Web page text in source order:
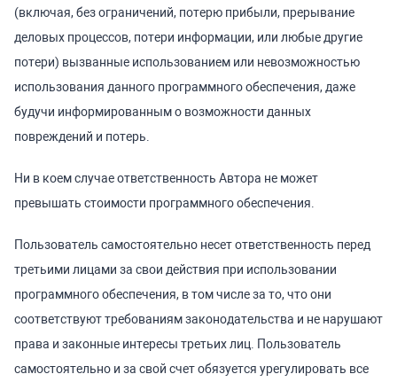
(включая, без ограничений, потерю прибыли, прерывание
деловых процессов, потери информации, или любые другие
потери) вызванные использованием или невозможностью
использования данного программного обеспечения, даже
будучи информированным о возможности данных
повреждений и потерь.
Ни в коем случае ответственность Автора не может
превышать стоимости программного обеспечения.
Пользователь самостоятельно несет ответственность перед
третьими лицами за свои действия при использовании
программного обеспечения, в том числе за то, что они
соответствуют требованиям законодательства и не нарушают
права и законные интересы третьих лиц. Пользователь
самостоятельно и за свой счет обязуется урегулировать все